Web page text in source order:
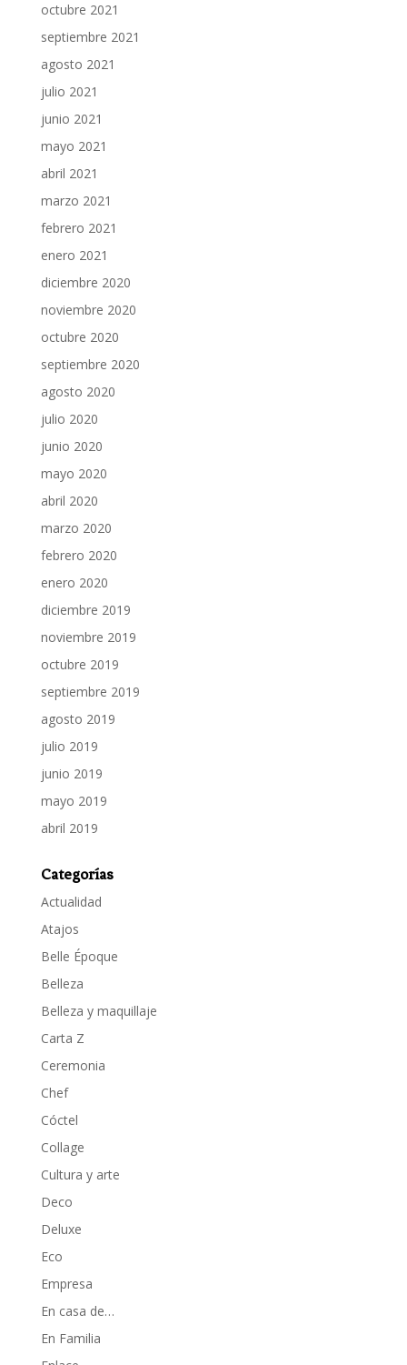
octubre 2021
septiembre 2021
agosto 2021
julio 2021
junio 2021
mayo 2021
abril 2021
marzo 2021
febrero 2021
enero 2021
diciembre 2020
noviembre 2020
octubre 2020
septiembre 2020
agosto 2020
julio 2020
junio 2020
mayo 2020
abril 2020
marzo 2020
febrero 2020
enero 2020
diciembre 2019
noviembre 2019
octubre 2019
septiembre 2019
agosto 2019
julio 2019
junio 2019
mayo 2019
abril 2019
Categorías
Actualidad
Atajos
Belle Époque
Belleza
Belleza y maquillaje
Carta Z
Ceremonia
Chef
Cóctel
Collage
Cultura y arte
Deco
Deluxe
Eco
Empresa
En casa de…
En Familia